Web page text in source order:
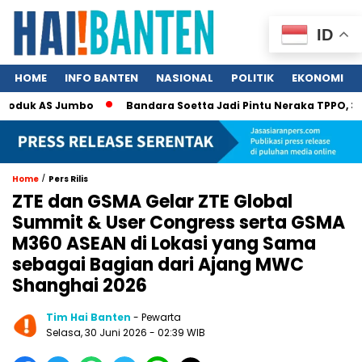
HOME INFO BANTEN NASIONAL POLITIK EKONOMI
AS Jumbo Bandara Soetta Jadi Pintu Neraka TPPO, 340
Home / Pers Rilis
ZTE dan GSMA Gelar ZTE Global
Summit & User Congress serta GSMA
M360 ASEAN di Lokasi yang Sama
sebagai Bagian dari Ajang MWC
Shanghai 2026
Tim Hai Banten - Pewarta
Selasa, 30 Juni 2026 - 02:39 WIB
ID